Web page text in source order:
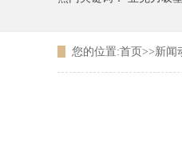
您的位置:首页 >>新闻